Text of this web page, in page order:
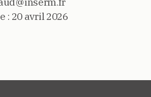
: 20 avril 2026